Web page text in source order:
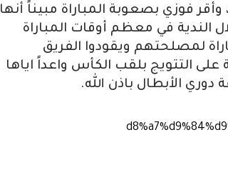
فوزي بصعوبة المباراة مبيناً أنها
الندية في معظم أوقات المباراة
لمصلحتهم ويقودوا الفريق
على التتويج بلقب الكأس واعداً اياها
الأبطال باذن الله.